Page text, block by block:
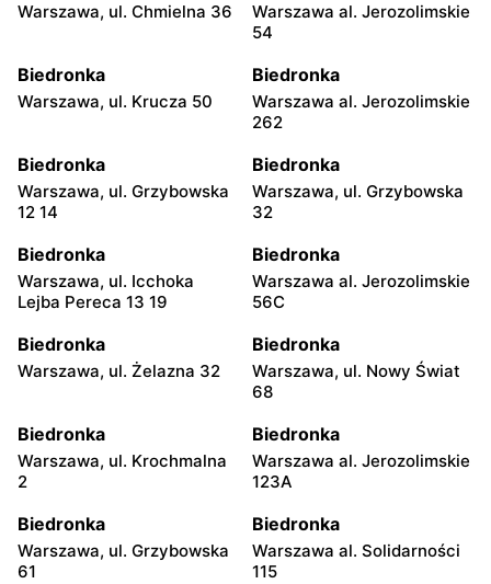
Warszawa, ul. Chmielna 36
Warszawa al. Jerozolimskie
54
Biedronka
Warszawa, ul. Krucza 50
Biedronka
Warszawa al. Jerozolimskie
262
Biedronka
Warszawa, ul. Grzybowska
12 14
Biedronka
Warszawa, ul. Grzybowska
32
Biedronka
Warszawa, ul. Icchoka
Lejba Pereca 13 19
Biedronka
Warszawa al. Jerozolimskie
56C
Biedronka
Warszawa, ul. Żelazna 32
Biedronka
Warszawa, ul. Nowy Świat
68
Biedronka
Warszawa, ul. Krochmalna
2
Biedronka
Warszawa al. Jerozolimskie
123A
Biedronka
Warszawa, ul. Grzybowska
61
Biedronka
Warszawa al. Solidarności
115